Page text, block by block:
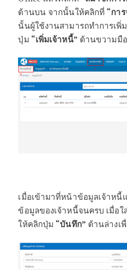
ด้านบน จากนั้นให้คลิกที่ “กา
นั้นผู้ใช้งานสามารถทำการเพิ่
ปุ่ม “เพิ่มเจ้าหนี้” ด้านขวามมือ
เมื่อเข้ามาที่หน้าข้อมูลเจ้าหนี้
ข้อมูลของเจ้าหนี้จนครบ เมื่อใ
ให้คลิกปุ่ม “บันทึก” ด้านล่างเ